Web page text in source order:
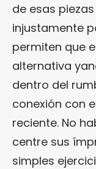
de esas
injustamente
permiten que
alternativa
dentro del
conexión con
reciente. No
centre sus
simples